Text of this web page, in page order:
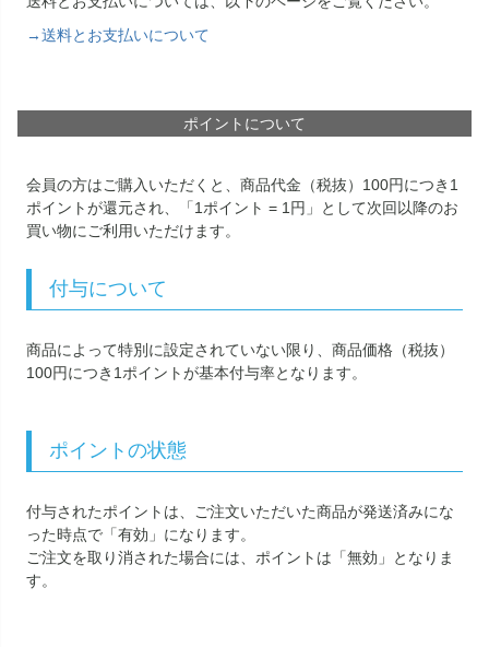
→送料とお支払いについて
ポイントについて
会員の方はご購入いただくと、商品代金（税抜）100円につき1
ポイントが還元され、「1ポイント = 1円」として次回以降のお
買い物にご利用いただけます。
付与について
商品によって特別に設定されていない限り、商品価格（税抜）
100円につき1ポイントが基本付与率となります。
ポイントの状態
付与されたポイントは、ご注文いただいた商品が発送済みにな
った時点で「有効」になります。
ご注文を取り消された場合には、ポイントは「無効」となりま
す。